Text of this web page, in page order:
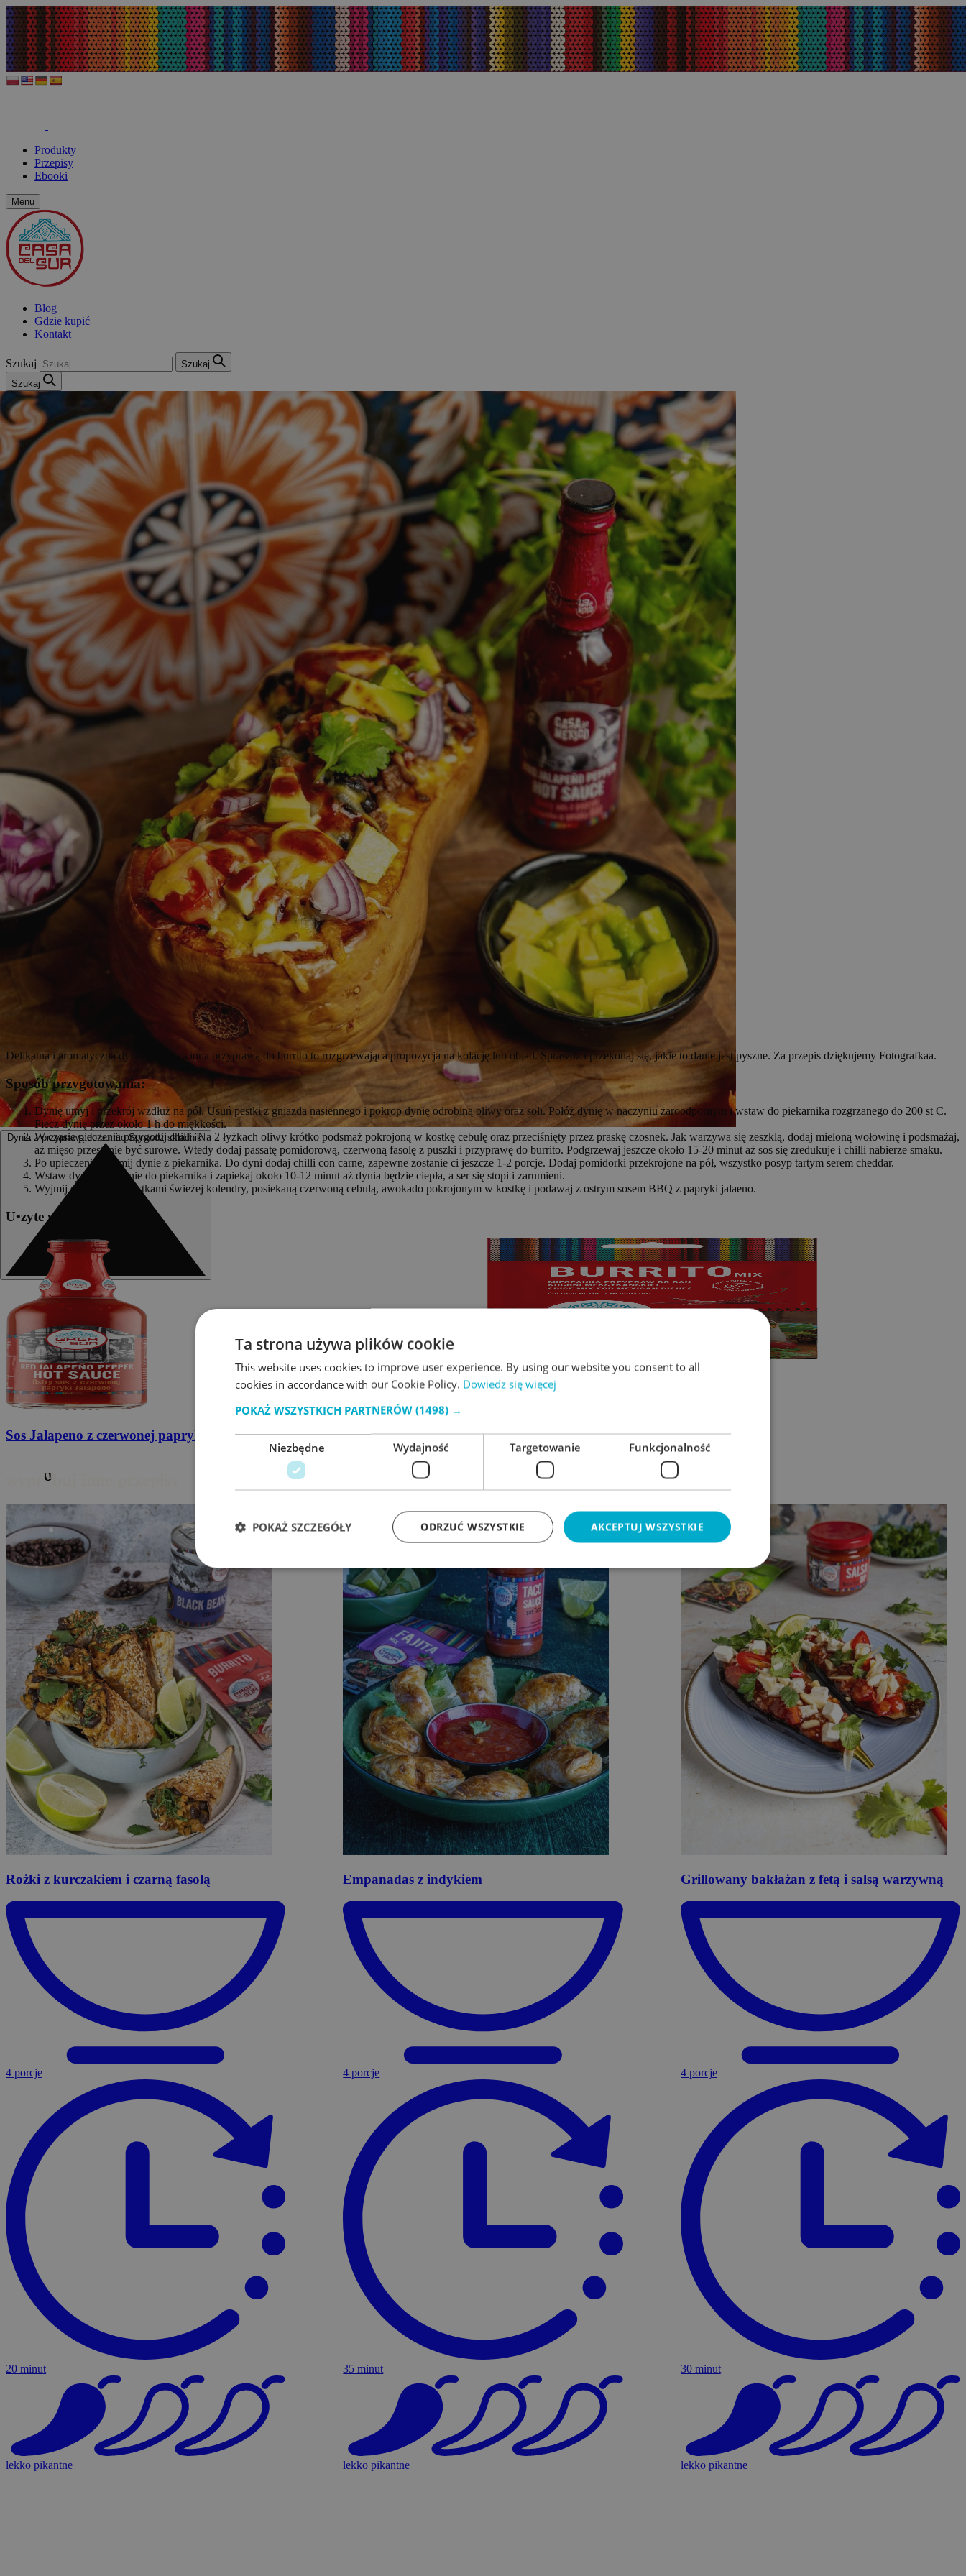
Produkty
Przepisy
Ebooki
Menu
Blog
Gdzie kupić
Kontakt
Szukaj
Szukaj
Szukaj
Dynia z przyprawą do burrito Sprawdź składniki
Delikatna i aromatyczna dynia przyprawiona przyprawą do burrito to rozgrzewająca propozycja na kolację lub obiad. Sprawdź i przekonaj się, jakie to danie jest pyszne. Za przepis dziękujemy Fotografkaa.
Sposób przygotowania:
Dynię umyj i przekrój wzdłuż na pół. Usuń pestki z gniazda nasiennego i pokrop dynię odrobiną oliwy oraz soli. Połóż dynię w naczyniu żaroodpornym i wstaw do piekarnika rozgrzanego do 200 st C.
Piecz dynię przez około 1 h do miękkości.
W czasie pieczenia przygotuj chilli. Na 2 łyżkach oliwy krótko podsmaż pokrojoną w kostkę cebulę oraz przeciśnięty przez praskę czosnek. Jak warzywa się zeszklą, dodaj mieloną wołowinę i podsmażaj,
aż mięso przestanie być surowe. Wtedy dodaj passatę pomidorową, czerwoną fasolę z puszki i przyprawę do burrito. Podgrzewaj jeszcze około 15-20 minut aż sos się zredukuje i chilli nabierze smaku.
Po upieczeniu wyjmij dynie z piekarnika. Do dyni dodaj chilli con carne, zapewne zostanie ci jeszcze 1-2 porcje. Dodaj pomidorki przekrojone na pół, wszystko posyp tartym serem cheddar.
Wstaw dynie ponownie do piekarnika i zapiekaj około 10-12 minut aż dynia będzie ciepła, a ser się stopi i zarumieni.
Wyjmij dynie, posyp listkami świeżej kolendry, posiekaną czerwoną cebulą, awokado pokrojonym w kostkę i podawaj z ostrym sosem BBQ z papryki jalaeno.
U•zyte w przepisie
Przyprawa do burrito 20g
Czarna fasola 400g
o
Rożki z kurczakiem i czarną fasolą
4 porcje
20 minut
lekko pikantne
Empanadasz indykiem
4 porcje
35 minut
lekko pikantne
Grillowany bakłażan z fetą i salsą warzywną
4 porcje
30 minut
lekko pikantne
Ta strona używa plików cookie
This website uses cookies to improve user experience. By using our website you consent to all
cookies in accordance with our Cookie Policy. Dowiedz się więcej
POKAŻ WSZYSTKICH PARTNERÓW (1498) →
Niezbędne Wydajność Targetowanie Funkcjonalność
AKCEPTUJ WSZYSTKIE
ODRZUĆ WSZYSTKIE
POKAŻ SZCZEGÓŁY